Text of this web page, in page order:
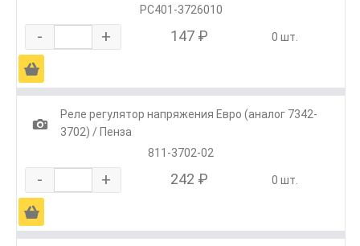
РС401-3726010
- + 147 ₽ 0 шт.
Ä
1
Реле регулятор напряжения Евро (аналог 7342-
3702) / Пенза
811-3702-02
- + 242 ₽ 0 шт.
Ä